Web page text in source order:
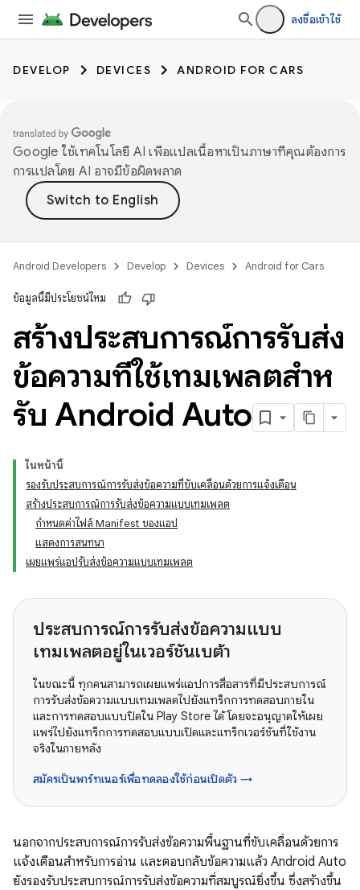
ลงชื่อเข้าใช้
DEVELOP DEVICES ANDROID FOR CARS
Google ใช้เทคโนโลยี AI เพื่อแปลเนื้อหาเป็นภาษาที่คุณต้องการ
การแปลโดย AI อาจมีข้อผิดพลาด
Android Developers Develop Devices Android for Cars
ข้อมูลนี้มีประโยชน์ไหม
สร้างประสบการณ์การรับส่ง
ข้อความที่ใช้เทมเพลตสําห
รับ Android Auto
ในหน้านี้
รองรับประสบการณ์การรับส่งข้อความที่ขับเคลื่อนด้วยการแจ้งเตือน
สร้างประสบการณ์การรับส่งข้อความแบบเทมเพลต
กำหนดค่าไฟล์ Manifest ของแอป
แสดงการสนทนา
เผยแพร่แอปรับส่งข้อความแบบเทมเพลต
ประสบการณ์การรับส่งข้อความแบบ
เทมเพลตอยู่ในเวอร์ชันเบต้า
ในขณะนี้ ทุกคนสามารถเผยแพร่แอปการสื่อสารที่มีประสบการณ์
การรับส่งข้อความแบบเทมเพลตไปยังแทร็กการทดสอบภายใน
และการทดสอบแบบปิดใน Play Store ได้ โดยจะอนุญาตให้เผย
แพร่ไปยังแทร็กการทดสอบแบบเปิดและแทร็กเวอร์ชันที่ใช้งาน
จริงในภายหลัง
สมัครเป็นพาร์ทเนอร์เพื่อทดลองใช้ก่อนเปิดตัว →
นอกจากประสบการณ์การรับส่งข้อความพื้นฐานที่ขับเคลื่อนด้วยการ
แจ้งเตือนสำหรับการอ่าน และตอบกลับข้อความแล้ว Android Auto
ยังรองรับประสบการณ์การรับส่งข้อความที่สมบูรณ์ยิ่งขึ้น ซึ่งสร้างขึ้น